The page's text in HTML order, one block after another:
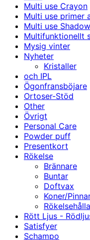
Multi use Crayon
Multi use primer
Multi use
Multifunktionellt
Mysig vinter
Nyheter
Kristaller
och IPL
Ögonfransböjare
Ortoser-Stöd
Other
Övrigt
Personal Care
Powder puff
Presentkort
Rökelse
Brännare
Buntar
Doftvax
Koner/
Rött Ljus -
Satisfyer
Schampo